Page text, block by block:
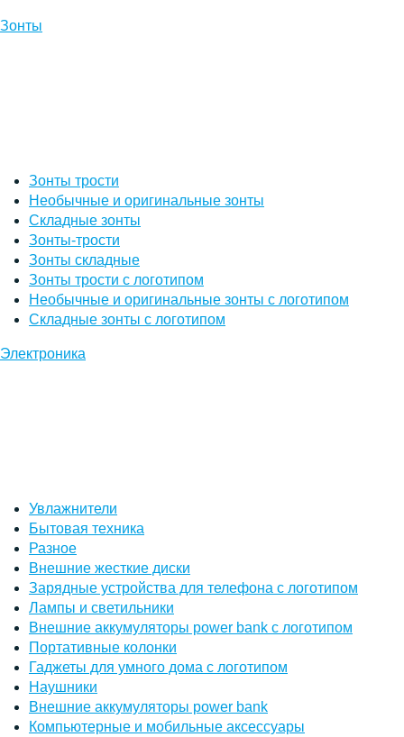
Зонты
Зонты трости
Необычные и оригинальные зонты
Складные зонты
Зонты-трости
Зонты складные
Зонты трости с логотипом
Необычные и оригинальные зонты с логотипом
Складные зонты с логотипом
Электроника
Увлажнители
Бытовая техника
Разное
Внешние жесткие диски
Зарядные устройства для телефона с логотипом
Лампы и светильники
Внешние аккумуляторы power bank с логотипом
Портативные колонки
Гаджеты для умного дома с логотипом
Наушники
Внешние аккумуляторы power bank
Компьютерные и мобильные аксессуары